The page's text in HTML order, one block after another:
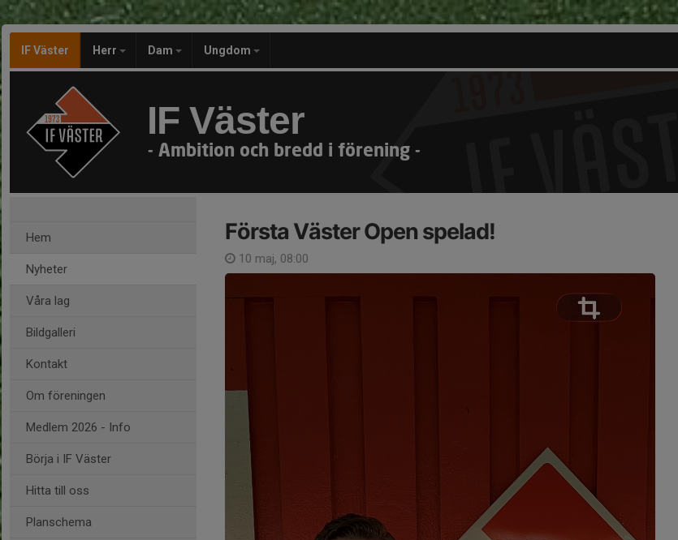
IF Väster Herr Dam Ungdom
IF Väster
- Ambition och bredd i förening -
Hem
Nyheter
Våra lag
Bildgalleri
Kontakt
Om föreningen
Medlem 2026 - Info
Börja i IF Väster
Hitta till oss
Planschema
Första Väster Open spelad!
10 maj, 08:00